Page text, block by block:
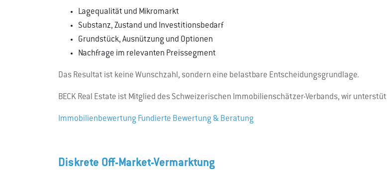
Lagequalität und Mikromarkt
Substanz, Zustand und Investitionsbedarf
Grundstück, Ausnützung und Optionen
Nachfrage im relevanten Preissegment
Das Resultat ist keine Wunschzahl, sondern eine belastbare Entscheidungsgrundlage.
BECK Real Estate ist Mitglied des Schweizerischen Immobilienschätzer-Verbands, wir
Immobilienbewertung Fundierte Bewertung & Beratung
Diskrete Off-Market-Vermarktung